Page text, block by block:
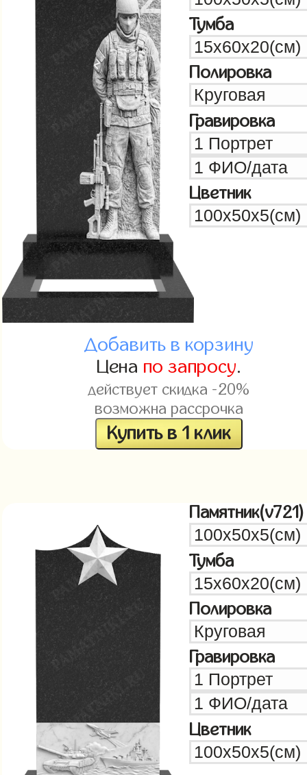
Тумба
Полировка
Гравировка
Цветник
Добавить в корзину
Цена по запросу.
действует скидка -20%
возможна рассрочка
Купить в 1 клик
Памятник(v721)
Тумба
Полировка
Гравировка
Цветник